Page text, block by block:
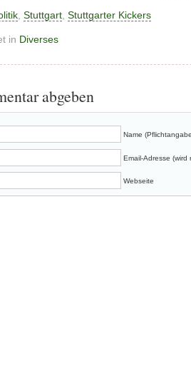
Stuttgart Stuttgarter Kickers
in Diverses
abgeben
Name
Email-Adresse
Webseite